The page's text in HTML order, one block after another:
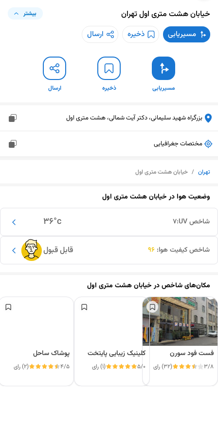
خیابان هشت متری اولتهران بیشتر
مسیریابی ذخیره ارسال
مسیریابی ذخیره ارسال
بزرگراه شهید سلیمانی، دکتر آیت شمالی، هشت متری اول
مختصات جغرافیایی
تهران / خیابان هشت متری اول
وضعیت هوا درخیابان هشت متری اول
36°c شاخص UV: 7
قابل قبول شاخص کیفیت هوا: 96
مکان‌های شاخص درخیابان هشت متری اول
فست فود سورن
3/8 (32) رای
کلینیک زیبایی پایتخت
5/0 (1) رای
پوشاک ساحل
4/5 (2) رای